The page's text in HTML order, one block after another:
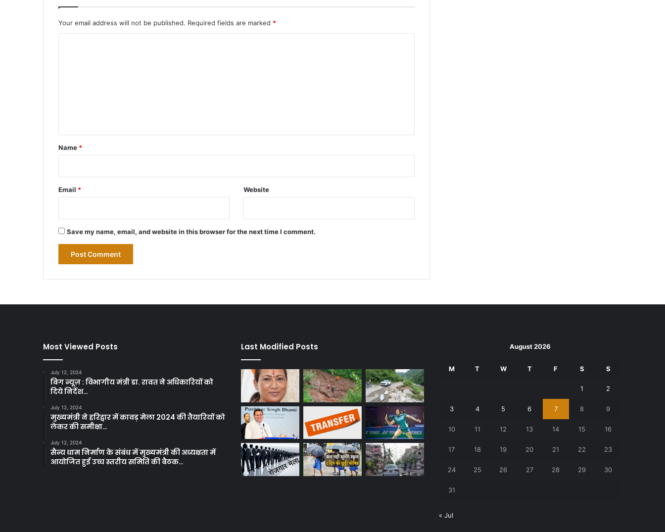
Your email address will not be published. Required fields are marked *
*
Name *
Email * Website
Save my name, email, and website in this browser for the next time I comment.
Most Viewed Posts
July 12, 2024
बिग न्यूज़ : विभागीय मंत्री डा. रावत ने अधिकारियों को
दिये निर्देश…
July 12, 2024
मुख्यमंत्री ने हरिद्वार में कावड़ मेला 2024 की तैयारियों को
लेकर की समीक्षा…
July 12, 2024
सैन्य धाम निर्माण के संबंध में मुख्यमंत्री की अध्यक्षता में
आयोजित हुई उच्च स्तरीय समिति की बैठक…
Last Modified Posts August 2026
M T W T F S S
1 2
3 4 5 6 7 8 9
10 11 12 13 14 15 16
17 18 19 20 21 22 23
24 25 26 27 28 29 30
31
« Jul